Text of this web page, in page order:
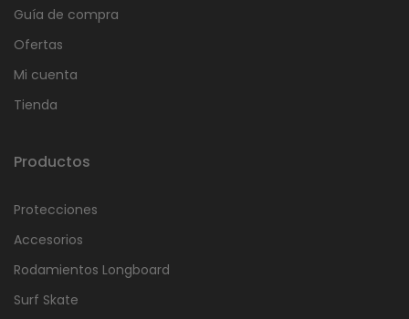
Guía de compra
Ofertas
Mi cuenta
Tienda
Productos
Protecciones
Accesorios
Rodamientos Longboard
Surf Skate